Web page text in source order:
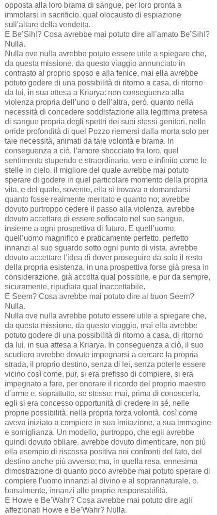
opposta alla loro brama di sangue, per loro pronta a
immolarsi in sacrificio, qual olocausto di espiazione
sull’altare della vendetta.
E Be’Sihl? Cosa avrebbe mai potuto dire all’amato Be’Sihl?
Nulla.
Nulla ove nulla avrebbe potuto essere utile a spiegare che,
da questa missione, da questo viaggio annunciato in
contrasto al proprio sposo e alla fenice, mai ella avrebbe
potuto godere di una possibilità di ritorno a casa, di ritorno
da lui, in sua attesa a Kriarya: non conseguenza alla
violenza propria dell’uno o dell’altra, però, quanto nella
necessità di concedere soddisfazione alla legittima pretesa
di sangue propria degli spettri dei suoi stessi genitori, nelle
orride profondità di quel Pozzo riemersi dalla morta solo per
tale necessità, animati da tale volontà e brama. In
conseguenza a ciò, l’amore sbocciato fra loro, quel
sentimento stupendo e straordinario, vero e infinito come le
stelle in cielo, il migliore del quale avrebbe mai potuto
sperare di godere in quel particolare momento della propria
vita, e del quale, sovente, ella si trovava a domandarsi
quanto fosse realmente meritato e quanto no; avrebbe
dovuto purtroppo cedere il passo alla violenza, avrebbe
dovuto accettare di essere soffocato nel suo sangue,
insieme a ogni prospettiva di futuro. E quell’uomo,
quell’uomo magnifico e praticamente perfetto, perfetto
innanzi al suo sguardo sotto ogni punto di vista, avrebbe
dovuto accettare l’idea di dover proseguire da solo il resto
della propria esistenza, in una prospettiva forse già presa in
considerazione, già accolta qual possibile, e pur da sempre,
sicuramente, ripudiata qual inaccettabile.
E Seem? Cosa avrebbe mai potuto dire al buon Seem?
Nulla.
Nulla ove nulla avrebbe potuto essere utile a spiegare che,
da questa missione, da questo viaggio, mai ella avrebbe
potuto godere di una possibilità di ritorno a casa, di ritorno
da lui, in sua attesa a Kriarya. In conseguenza a ciò, il suo
scudiero avrebbe dovuto impegnarsi a cercare la propria
strada, il proprio destino, senza di lei, senza poterle essere
vicino così come, pur, si era prefisso di compiere, si era
impegnato a fare, per onorare il ricordo del proprio maestro
d’arme e, soprattutto, se stesso: mai, prima di conoscerla,
egli si era concesso opportunità di credere in sé, nelle
proprie possibilità, nella propria forza volontà, così come
aveva iniziato a compiere in sua imitazione, a sua immagine
e somiglianza. Un modello, purtroppo, che egli avrebbe
quindi dovuto obliare, avrebbe dovuto dimenticare, non più
ella esempio di riscossa positiva nei confronti del fato, del
destino anche più avverso; ma, in quella resa, ennesima
dimostrazione di quanto poco avrebbe mai potuto sperare di
compiere l’uomo innanzi al divino e al soprannaturale, o,
banalmente, innanzi alle proprie responsabilità.
E Howe e Be’Wahr? Cosa avrebbe mai potuto dire agli
affezionati Howe e Be’Wahr? Nulla.